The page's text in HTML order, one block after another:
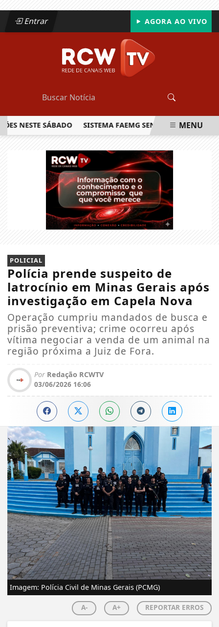
Entrar AGORA AO VIVO
SÁBADO SISTEMA FAEMG SENAR LANÇA OMENU
POLICIAL
Polícia prende suspeito de
latrocínio em Minas Gerais após
investigação em Capela Nova
Operação cumpriu mandados de busca e
prisão preventiva; crime ocorreu após
vítima negociar a venda de um animal na
região próxima a Juiz de Fora.
Por Redação RCWTV
03/06/2026 16:06
Imagem: Polícia Civil de Minas Gerais (PCMG)
A- A+ REPORTAR ERROS